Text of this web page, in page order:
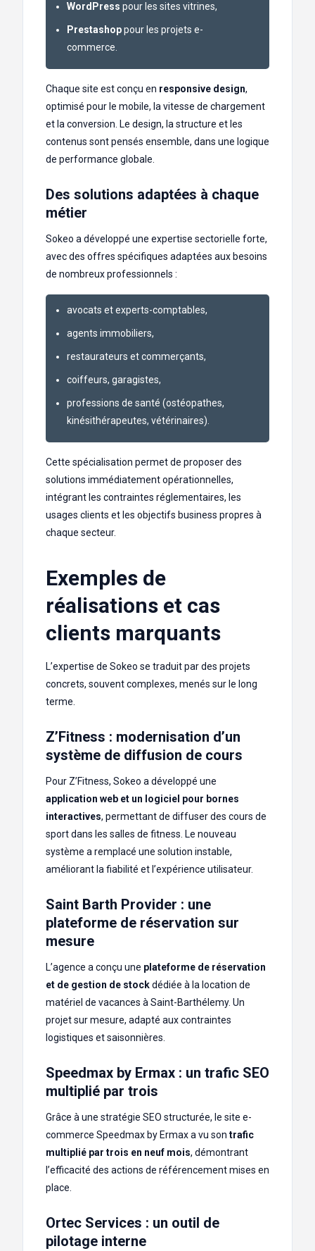
WordPress pour les sites vitrines,
Prestashoppour les projets e-
commerce.
Chaque site est conçu en responsive design,
optimisé pour le mobile, la vitesse de chargement
et la conversion. Le design, la structure et les
contenus sont pensés ensemble, dans une logique
de performance globale.
Des solutions adaptées à chaque
métier
Sokeo a développé une expertise sectorielle forte,
avec des offres spécifiques adaptées aux besoins
de nombreux professionnels :
avocats et experts-comptables,
agents immobiliers,
restaurateurs et commerçants,
coiffeurs, garagistes,
professions de santé (ostéopathes,
kinésithérapeutes, vétérinaires).
Cette spécialisation permet de proposer des
solutions immédiatement opérationnelles,
intégrant les contraintes réglementaires, les
usages clients et les objectifs business propres à
chaque secteur.
Exemples de
réalisations et cas
clients marquants
L’expertise de Sokeo se traduit par des projets
concrets, souvent complexes, menés sur le long
terme.
Z’Fitness : modernisation d’un
système de diffusion de cours
Pour Z’Fitness, Sokeo a développé une
application web et un logiciel pour bornes
interactives, permettant de diffuser des cours de
sport dans les salles de fitness. Le nouveau
système a remplacé une solution instable,
améliorant la fiabilité et l’expérience utilisateur.
Saint Barth Provider : une
plateforme de réservation sur
mesure
L’agence a conçu une plateforme de réservation
et de gestion de stockdédiée à la location de
matériel de vacances à Saint-Barthélemy. Un
projet sur mesure, adapté aux contraintes
logistiques et saisonnières.
Speedmax by Ermax : un trafic SEO
multiplié par trois
Grâce à une stratégie SEO structurée, le site e-
commerce Speedmax by Ermax a vu son trafic
multiplié par trois en neuf mois, démontrant
l’efficacité des actions de référencement mises en
place.
Ortec Services : un outil de
pilotage interne